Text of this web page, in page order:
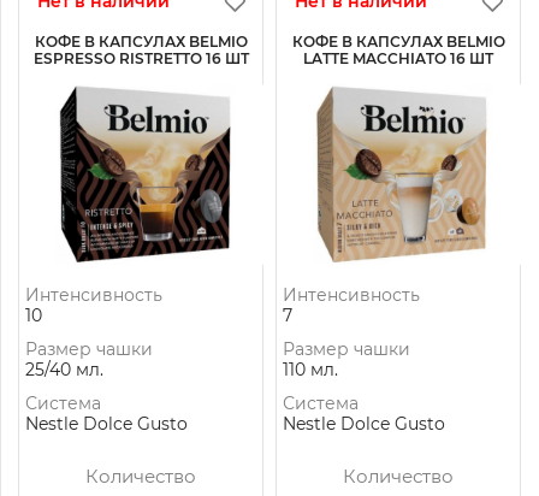
КОФЕ В КАПСУЛАХ BELMIO
ESPRESSO RISTRETTO 16 ШТ
Интенсивность
10
Размер чашки
25/40 мл.
Система
Nestle Dolce Gusto
Количество
КОФЕ В КАПСУЛАХ BELMIO
LATTE MACCHIATO 16 ШТ
Интенсивность
7
Размер чашки
110 мл.
Система
Nestle Dolce Gusto
Количество